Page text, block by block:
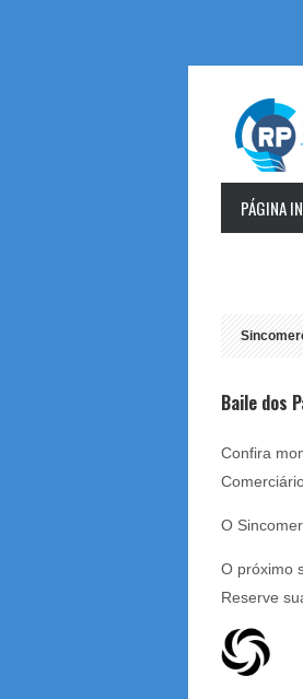
PÁGINA
Baile dos
Confira
O
O próximo
Reserve